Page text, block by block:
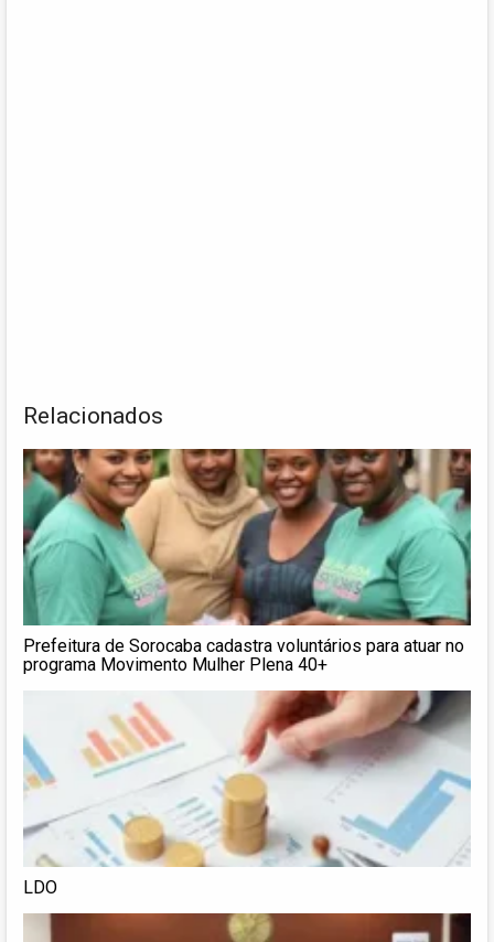
Relacionados
Prefeitura de Sorocaba cadastra voluntários para atuar no
programa Movimento Mulher Plena 40+
LDO